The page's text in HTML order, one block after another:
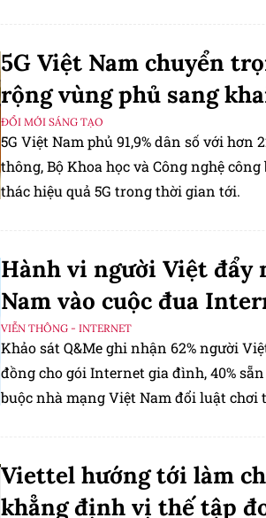
5G Việt Nam chuyển
rộng vùng phủ sang
ĐỔI MỚI SÁNG TẠO
5G Việt Nam phủ 91,9% dân số với hơn
thông, Bộ Khoa học và Công nghệ
thác hiệu quả 5G trong thời gian tới.
Hành vi người Việt đẩy
Nam vào cuộc đua
VIỄN THÔNG - INTERNET
Khảo sát Q&Me ghi nhận 62% người
đồng cho gói Internet gia đình, 40%
buộc nhà mạng Việt Nam đổi luật
Viettel hướng tới làm
khẳng định vị thế tập